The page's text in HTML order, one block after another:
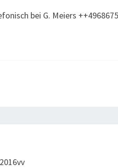
bei G. Meiers